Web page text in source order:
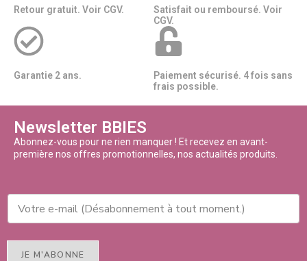
Retour gratuit. Voir CGV.
Satisfait ou remboursé. Voir
CGV.
Garantie 2 ans.
Paiement sécurisé. 4 fois sans
frais possible.
Newsletter BBIES
Abonnez-vous pour ne rien manquer ! Et recevez en avant-
première nos offres promotionnelles, nos actualités produits.
JE M'ABONNE